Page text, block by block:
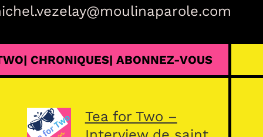
| CHRONIQUES| ABONNEZ-VOUS
Tea for Two –